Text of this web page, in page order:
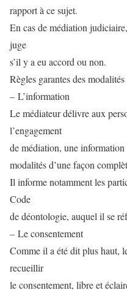
rapport à ce sujet.
En cas de médiation
juge
s’il y a eu accord ou non.
Règles garantes des
– L’information
Le médiateur délivre aux
l’engagement
de médiation, une
modalités d’une façon
Il informe notamment les
Code
de déontologie, auquel il se
– Le consentement
Comme il a été dit plus haut,
recueillir
le consentement, libre et